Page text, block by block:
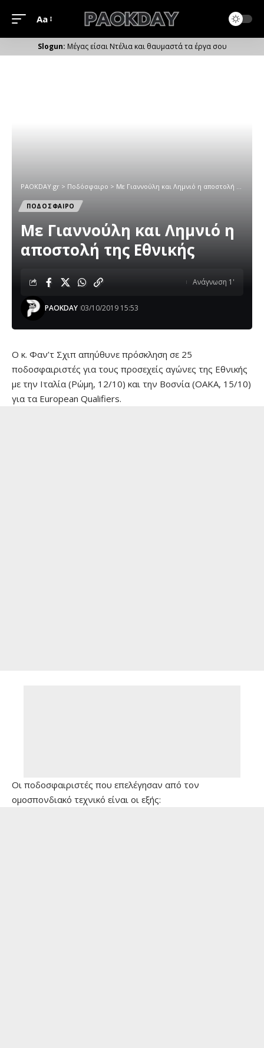
Μέγεθος
Γραμματοσειράς
Aa
Μέγας είσαι Ντέλια και θαυμαστά τα έργα σου
PAOKDAY.gr > Ποδόσφαιρο > Με Γιαννούλη και Λημνιό η αποστολή της Εθνικής
ΠΟΔΟΣΦΑΙΡΟ
Με Γιαννούλη και Λημνιό η
αποστολή της Εθνικής
PAOKDAY 03/10/2019 15:53
Ανάγνωση 1'
Ο κ. Φαν’τ Σχιπ απηύθυνε πρόσκληση σε 25
ποδοσφαιριστές για τους προσεχείς αγώνες της Εθνικής
με την Ιταλία (Ρώμη, 12/10) και την Βοσνία (ΟΑΚΑ, 15/10)
για τα European Qualifiers.
Οι ποδοσφαιριστές που επελέγησαν από τον
ομοσπονδιακό τεχνικό είναι οι εξής: